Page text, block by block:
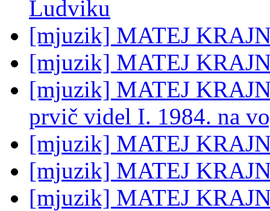
Ludviku
[mjuzik] MATEJ
[mjuzik] MATEJ
[mjuzik] MATEJ
prvič videl I. 1984. na
[mjuzik] MATEJ
[mjuzik] MATEJ
[mjuzik] MATEJ